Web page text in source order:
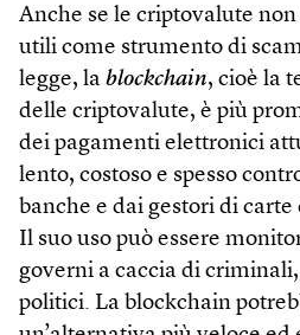
Anche se le criptovalute
utili come strumento di
legge, la blockchain, cioè la
delle criptovalute, è più
dei pagamenti elettronici
lento, costoso e spesso
banche e dai gestori di
Il suo uso può essere
governi a caccia di
politici. La blockchain